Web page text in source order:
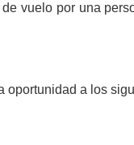
vuelo por una
a los